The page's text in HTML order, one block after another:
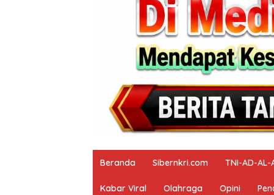
Beranda Sibernkri.com TNI-AD-AL-
Kabar Viral Olahraga Opini